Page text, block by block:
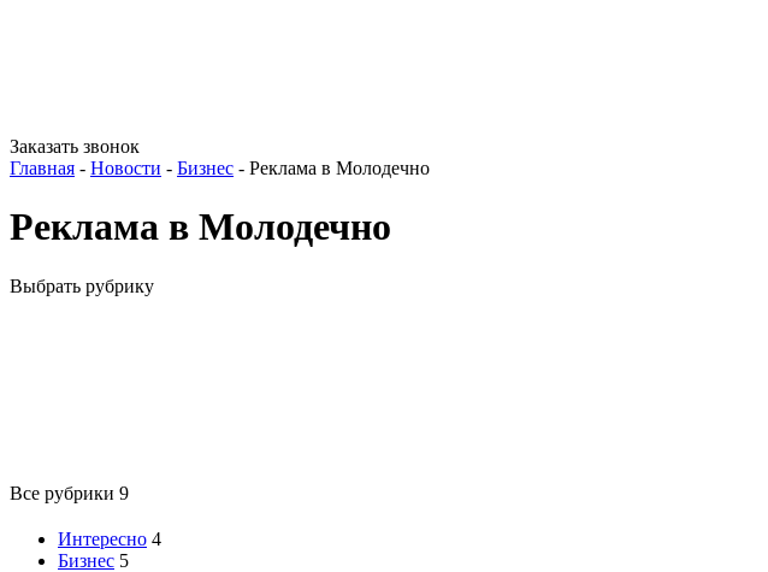
Заказать звонок
Главная - Новости - Бизнес - Реклама в Молодечно
Реклама в Молодечно
Выбрать рубрику
Все рубрики 9
Интересно 4
Бизнес 5